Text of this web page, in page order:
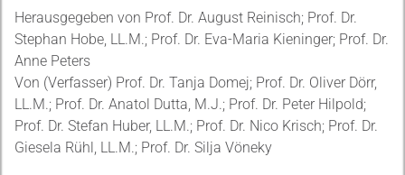
Herausgegeben von Prof. Dr. August Reinisch; Prof. Dr.
Stephan Hobe, LL.M.; Prof. Dr. Eva-Maria Kieninger; Prof. Dr.
Anne Peters
Von (Verfasser) Prof. Dr. Tanja Domej; Prof. Dr. Oliver Dörr,
LL.M.; Prof. Dr. Anatol Dutta, M.J.; Prof. Dr. Peter Hilpold;
Prof. Dr. Stefan Huber, LL.M.; Prof. Dr. Nico Krisch; Prof. Dr.
Giesela Rühl, LL.M.; Prof. Dr. Silja Vöneky